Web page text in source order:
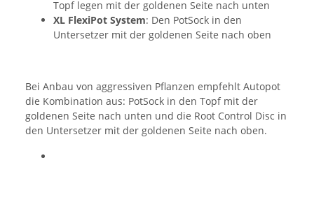
Topf legen mit der goldenen Seite nach unten
XL FlexiPot System: Den PotSock in den
Untersetzer mit der goldenen Seite nach oben
Bei Anbau von aggressiven Pflanzen empfehlt Autopot
die Kombination aus: PotSock in den Topf mit der
goldenen Seite nach unten und die Root Control Disc in
den Untersetzer mit der goldenen Seite nach oben.